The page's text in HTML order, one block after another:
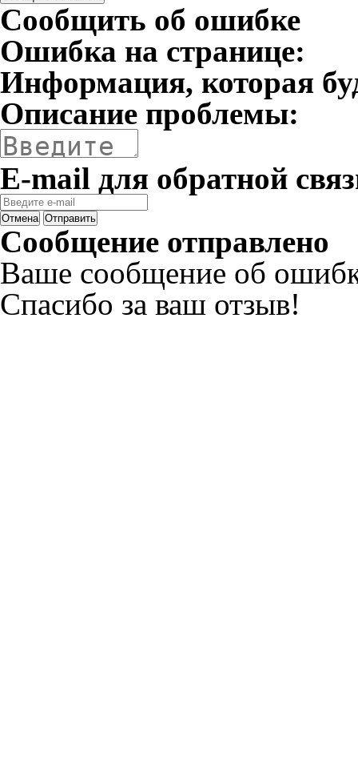
Сообщить об ошибке
Ошибка на странице:
Информация, которая
Описание проблемы:
E-mail для обратной
Отмена Отправить
Сообщение отправлено
Ваше сообщение об
Спасибо за ваш отзыв!